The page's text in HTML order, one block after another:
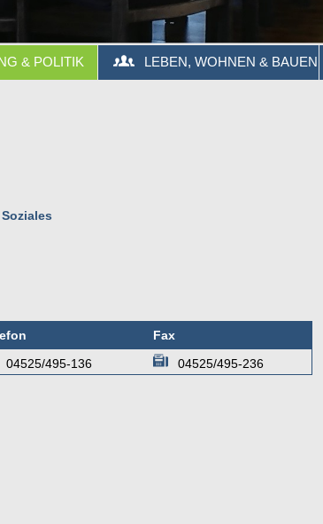
& POLITIK LEBEN, WOHNEN & BAUEN
Fax
04525/495-136 04525/495-236